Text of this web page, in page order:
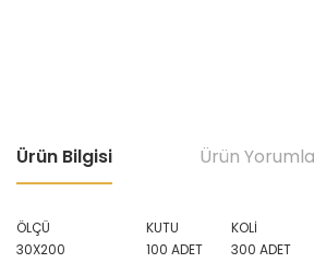
Ürün Bilgisi Ürün
ÖLÇÜ KUTU
KOLİ
30X200
100 ADET 300 ADET